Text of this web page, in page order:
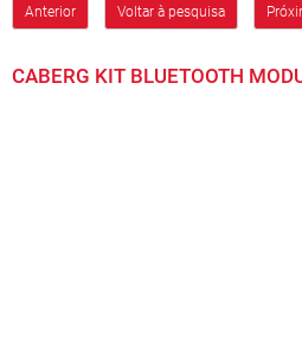
Anterior Voltar à pesquisa
CABERG KIT BLUETOOTH